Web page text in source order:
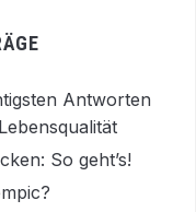
Antworten
So geht’s!